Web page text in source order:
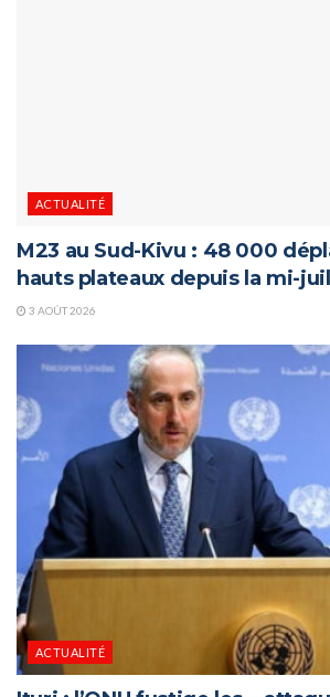
ACTUALITÉ
M23 au Sud-Kivu : 48 000
hauts plateaux depuis la mi-
3 AOÛT 2026
ACTUALITÉ